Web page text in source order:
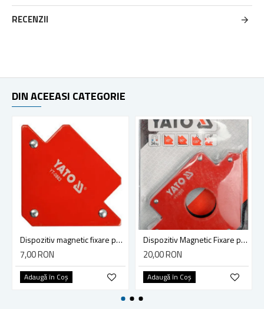
RECENZII
DIN ACEEASI CATEGORIE
Dispozitiv magnetic fixare pentru sudura, Yato YT-0863
7,00 RON
Adaugă în Coş
Dispozitiv Magnetic Fixare pentru Sudura, Yato YT-0865, 34 Kg
20,00 RON
Adaugă în Coş